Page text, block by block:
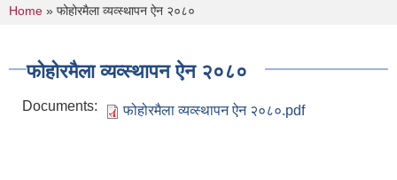
You are here
Home » फोहोरमैला व्यव्स्थापन ऐन २०८०
फोहोरमैला व्यव्स्थापन ऐन २०८०
Documents: फोहोरमैला व्यव्स्थापन ऐन २०८०.pdf